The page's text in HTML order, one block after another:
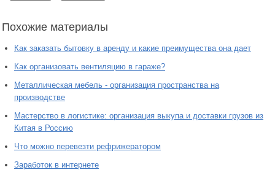
Похожие материалы
Как заказать бытовку в аренду и какие преимущества она дает
Как организовать вентиляцию в гараже?
Металлическая мебель - организация пространства на
производстве
Мастерство в логистике: организация выкупа и доставки грузов из
Китая в Россию
Что можно перевезти рефрижератором
Заработок в интернете